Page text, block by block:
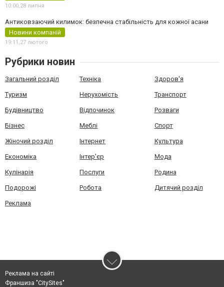
10:00,28 липня
Антиковзаючий килимок: безпечна стабільність для кожної асани
Новини компаній
19:11,27 лютого
Рубрики новин
Загальний розділ Техніка Здоров'я
Туризм Нерухомість Транспорт
Будівництво Відпочинок Розваги
Бізнес Меблі Спорт
Жіночий розділ Інтернет Культура
Економіка Інтер'єр Мода
Кулінарія Послуги Родина
Подорожі Робота Дитячий розділ
Реклама
Реклама на сайті
Франшиза "CitySites"